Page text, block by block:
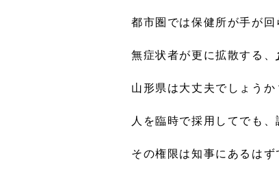
都市圏では保健所が手が回
無症状者が更に拡散する、
山形県は大丈夫でしょうか
人を臨時で採用してでも、
その権限は知事にあるは